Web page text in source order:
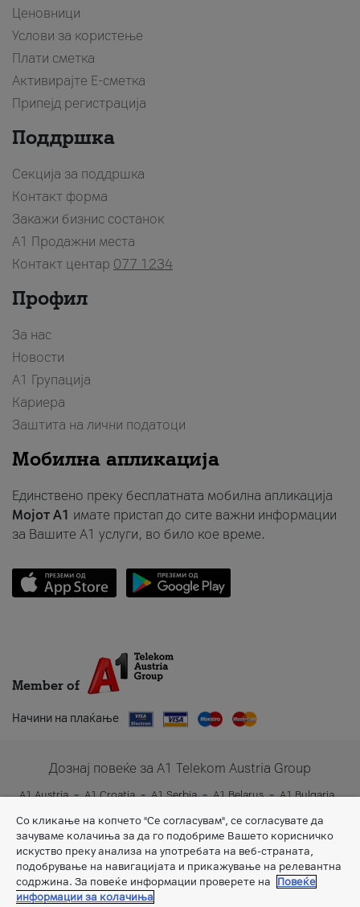
Ценовници
Услови за користење
Плати сметка
Активирајте Е-сметка
Припејд регистрација
Поддршка
Секција за поддршка
Контакт форма
Закажи бизнис состанок
A1 Продажни места
Контакт центар 077 1234
Профил
За нас
Новости
А1 Групација
Кариера
Заштита на лични податоци
Мобилна апликација
Единствено преку бесплатната мобилна апликација
Мојот A1 имате пристап до сите важни информации
за Вашите A1 услуги, во било кое време.
Member of
Начини на плаќање
Дознај повеќе за A1 Telekom Austria Group
A1 Austria A1 Croatia A1 Serbia A1 Belarus
A1 Bulgaria
A1 Slovenia
A1 Digital
Со кликање на копчето "Се согласувам", се согласувате да
зачуваме колачиња за да го подобриме Вашето корисничко
искуство преку анализа на употребата на веб-страната,
подобрување на навигацијата и прикажување на релевантна
содржина. За повеќе информации проверете на
Повеќе
информации за колачиња